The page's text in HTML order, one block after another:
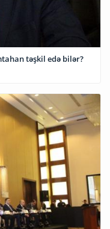
təşkil edə bilər?